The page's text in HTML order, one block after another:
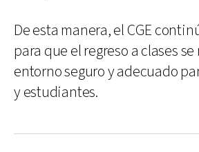
De esta manera, el CGE
para que el regreso a clases
entorno seguro y adecuado
y estudiantes.